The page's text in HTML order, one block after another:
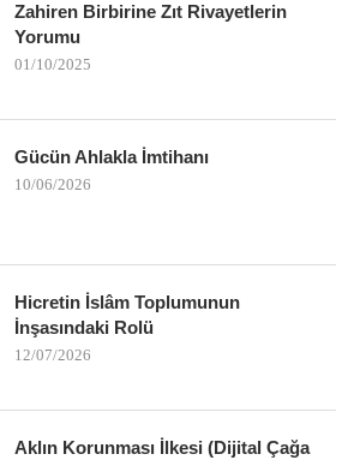
Zahiren Birbirine Zıt Rivayetlerin
Yorumu
01/10/2025
Gücün Ahlakla İmtihanı
10/06/2026
Hicretin İslâm Toplumunun
İnşasındaki Rolü
12/07/2026
Aklın Korunması İlkesi (Dijital Çağa